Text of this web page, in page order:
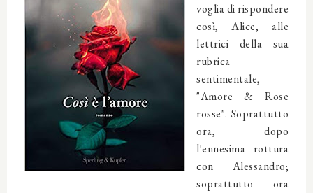
voglia di rispondere
così, Alice, alle
lettrici della sua
rubrica
sentimentale,
"Amore & Rose
rosse". Soprattutto
ora, dopo
l'ennesima rottura
con Alessandro;
soprattutto ora